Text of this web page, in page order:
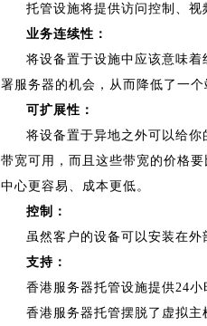
托管设施将提供访问控制、视
业务连续性：
将设备置于设施中应该意味
署服务器的机会，从而降低了一
可扩展性：
将设备置于异地之外可以给
带宽可用，而且这些带宽的价格
中心更容易、成本更低。
控制：
虽然客户的设备可以安装在外
支持：
香港服务器托管设施提供24小
香港服务器托管摆脱了虚拟